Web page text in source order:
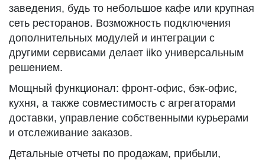
заведения, будь то небольшое кафе или крупная
сеть ресторанов. Возможность подключения
дополнительных модулей и интеграции с
другими сервисами делает iiko универсальным
решением.
Мощный функционал: фронт-офис, бэк-офис,
кухня, а также совместимость с агрегаторами
доставки, управление собственными курьерами
и отслеживание заказов.
Детальные отчеты по продажам, прибыли,